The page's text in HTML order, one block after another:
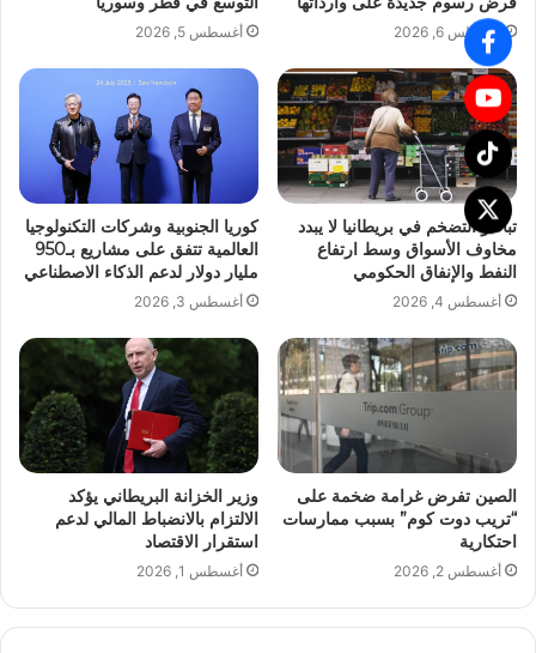
أغسطس 6, 2026 أغسطس 5, 2026
تباطؤ التضخم في بريطانيا لا يبدد
مخاوف الأسواق وسط ارتفاع
النفط والإنفاق الحكومي
أغسطس 4, 2026
كوريا الجنوبية وشركات التكنولوجيا
العالمية تتفق على مشاريع بـ950
مليار دولار لدعم الذكاء الاصطناعي
أغسطس 3, 2026
الصين تفرض غرامة ضخمة على
“تريب دوت كوم” بسبب ممارسات
احتكارية
أغسطس 2, 2026
وزير الخزانة البريطاني يؤكد
الالتزام بالانضباط المالي لدعم
استقرار الاقتصاد
أغسطس 1, 2026